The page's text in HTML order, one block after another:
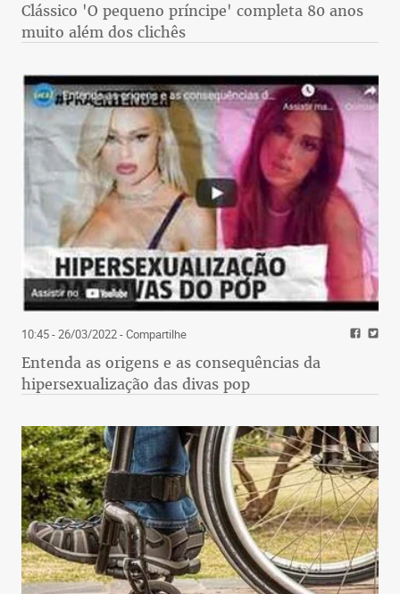
Clássico 'O pequeno príncipe' completa 80 anos
muito além dos clichês
10:45 - 26/03/2022- Compartilhe
Entenda as origens e as consequências da
hipersexualização das divas pop